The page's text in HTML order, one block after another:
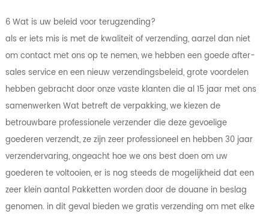
6 Wat is uw beleid voor terugzending?
als er iets mis is met de kwaliteit of verzending, aarzel dan niet
om contact met ons op te nemen, we hebben een goede after-
sales service en een nieuw verzendingsbeleid, grote voordelen
hebben gebracht door onze vaste klanten die al 15 jaar met ons
samenwerken Wat betreft de verpakking, we kiezen de
betrouwbare professionele verzender die deze gevoelige
goederen verzendt, ze zijn zeer professioneel en hebben 30 jaar
verzendervaring, ongeacht hoe we ons best doen om uw
goederen te voltooien, er is nog steeds de mogelijkheid dat een
zeer klein aantal Pakketten worden door de douane in beslag
genomen. in dit geval bieden we gratis verzending om met elke